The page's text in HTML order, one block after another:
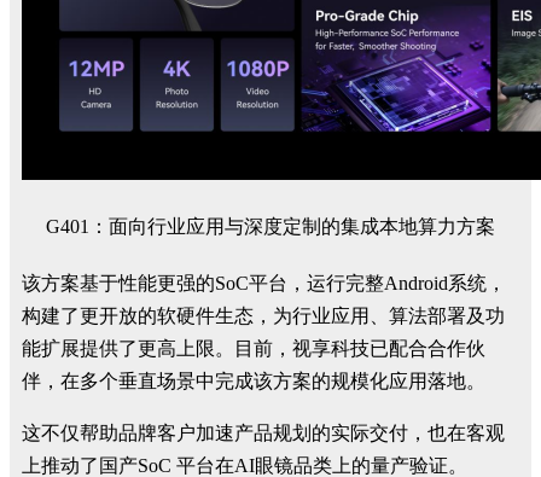
G401：面向行业应用与深度定制的集成本地算力方案
该方案基于性能更强的SoC平台，运行完整Android系统，
构建了更开放的软硬件生态，为行业应用、算法部署及功
能扩展提供了更高上限。目前，视享科技已配合合作伙
伴，在多个垂直场景中完成该方案的规模化应用落地。
这不仅帮助品牌客户加速产品规划的实际交付，也在客观
上推动了国产SoC 平台在AI眼镜品类上的量产验证。